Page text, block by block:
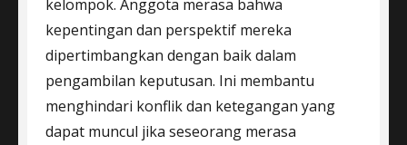
kelompok. Anggota merasa bahwa
kepentingan dan perspektif mereka
dipertimbangkan dengan baik dalam
pengambilan keputusan. Ini membantu
menghindari konflik dan ketegangan yang
dapat muncul jika seseorang merasa